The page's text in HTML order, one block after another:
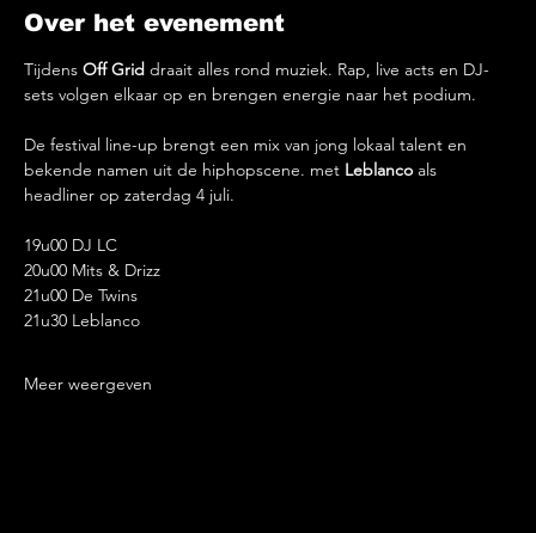
Over het evenement
Tijdens Off Grid draait alles rond muziek. Rap, live acts en DJ-
sets volgen elkaar op en brengen energie naar het podium.
De festival line-up brengt een mix van jong lokaal talent en
bekende namen uit de hiphopscene. met Leblanco als
headliner op zaterdag 4 juli.
19u00 DJ LC
20u00 Mits & Drizz
21u00 De Twins
21u30 Leblanco
Meer weergeven